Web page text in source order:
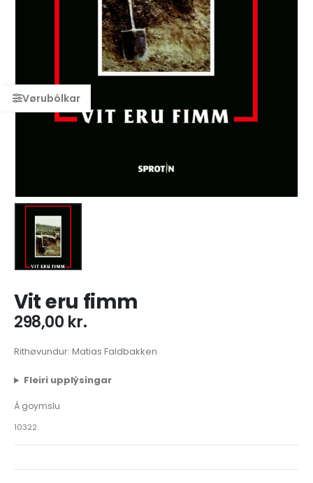
Vit eru fimm
298,00 kr.
Rithøvundur: Matias Faldbakken
Fleiri upplýsingar
Á goymslu
10322